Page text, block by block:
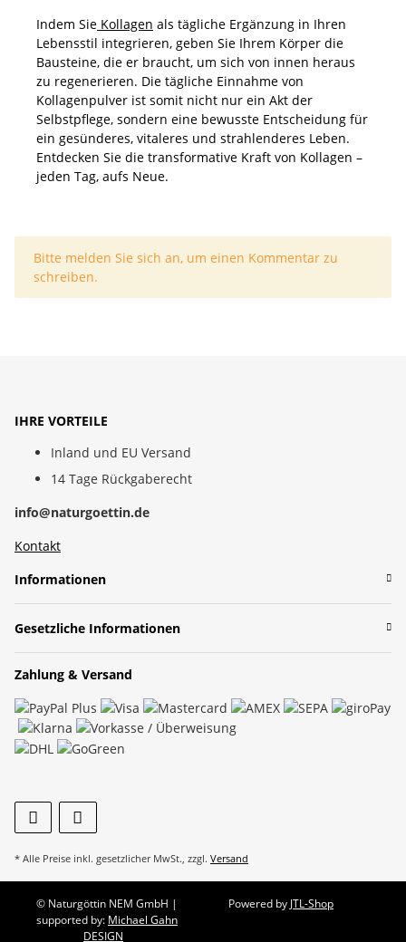
Indem Sie Kollagen als tägliche Ergänzung in Ihren
Lebensstil integrieren, geben Sie Ihrem Körper die
Bausteine, die er braucht, um sich von innen heraus
zu regenerieren. Die tägliche Einnahme von
Kollagenpulver ist somit nicht nur ein Akt der
Selbstpflege, sondern eine bewusste Entscheidung für
ein gesünderes, vitaleres und strahlenderes Leben.
Entdecken Sie die transformative Kraft von Kollagen –
jeden Tag, aufs Neue.
x
Bitte melden Sie sich an, um einen Kommentar zu
schreiben.
IHRE VORTEILE
Inland und EU Versand
14 Tage Rückgaberecht
info@naturgoettin.de
Kontakt
Informationen
Gesetzliche Informationen
Zahlung & Versand
* Alle Preise inkl. gesetzlicher MwSt., zzgl. Versand
© Naturgöttin NEM GmbH |
supported by: Michael Gahn
DESIGN
Powered by JTL-Shop